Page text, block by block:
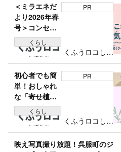
＜ミラエネだ
より2026年春
号＞コンセン
トの穴の長さ
は？「これ知
ってる？電気
クイズ」の巻
くらし
PR
くふうロコしず
おか編集部
初心者でも簡
単！おしゃれ
な「寄せ植
え」の作り方
とコツをグリ
ーンアドバイ
ザーが紹介｜
春夏秋冬のお
くらし
PR
くふうロコしず
おか編集部
映え写真撮り放題！呉服町のジ